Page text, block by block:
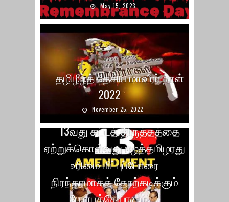
May 15, 2023
தழிழீழத் தேசிய மாவீரர் நாள்
2022
November 25, 2022
13வது சட்டத் திருத்தத்தை
ஏற்றுக்கொள்வது ஈழத்தமிழரது
உரிமை மீட்புப்போரை
நிரந்தரமாகத் தோற்கடிக்கும்
பேராபத்தேயாகும்.